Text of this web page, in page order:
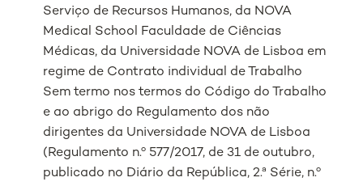
Serviço de Recursos Humanos, da NOVA
Medical School Faculdade de Ciências
Médicas, da Universidade NOVA de Lisboa em
regime de Contrato individual de Trabalho
Sem termo nos termos do Código do Trabalho
e ao abrigo do Regulamento dos não
dirigentes da Universidade NOVA de Lisboa
(Regulamento n.º 577/2017, de 31 de outubro,
publicado no Diário da República, 2.ª Série, n.º